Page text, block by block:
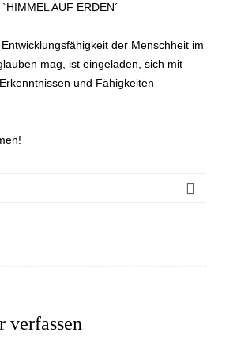
`HIMMEL AUF ERDEN´
der Menschheit im
mag, ist eingeladen, sich mit
und Fähigkeiten
verfassen